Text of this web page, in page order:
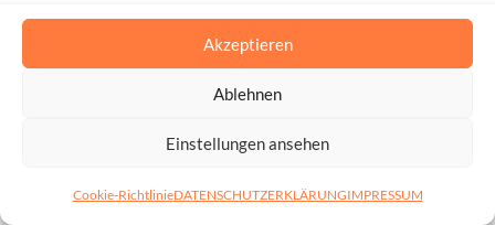
Akzeptieren
Ablehnen
Einstellungen ansehen
Cookie-RichtlinieDATENSCHUTZERKLÄRUNGIMPRESSUM
gegenüber Cyber-Bedrohungen, verbessert die
Betriebsstabilität und schafft Vertrauen bei Kunden,
Risiko und die Auswirkungen von Sicherheitsvorfällen zu
branchenbezogenen Standards nachzuweisen • die